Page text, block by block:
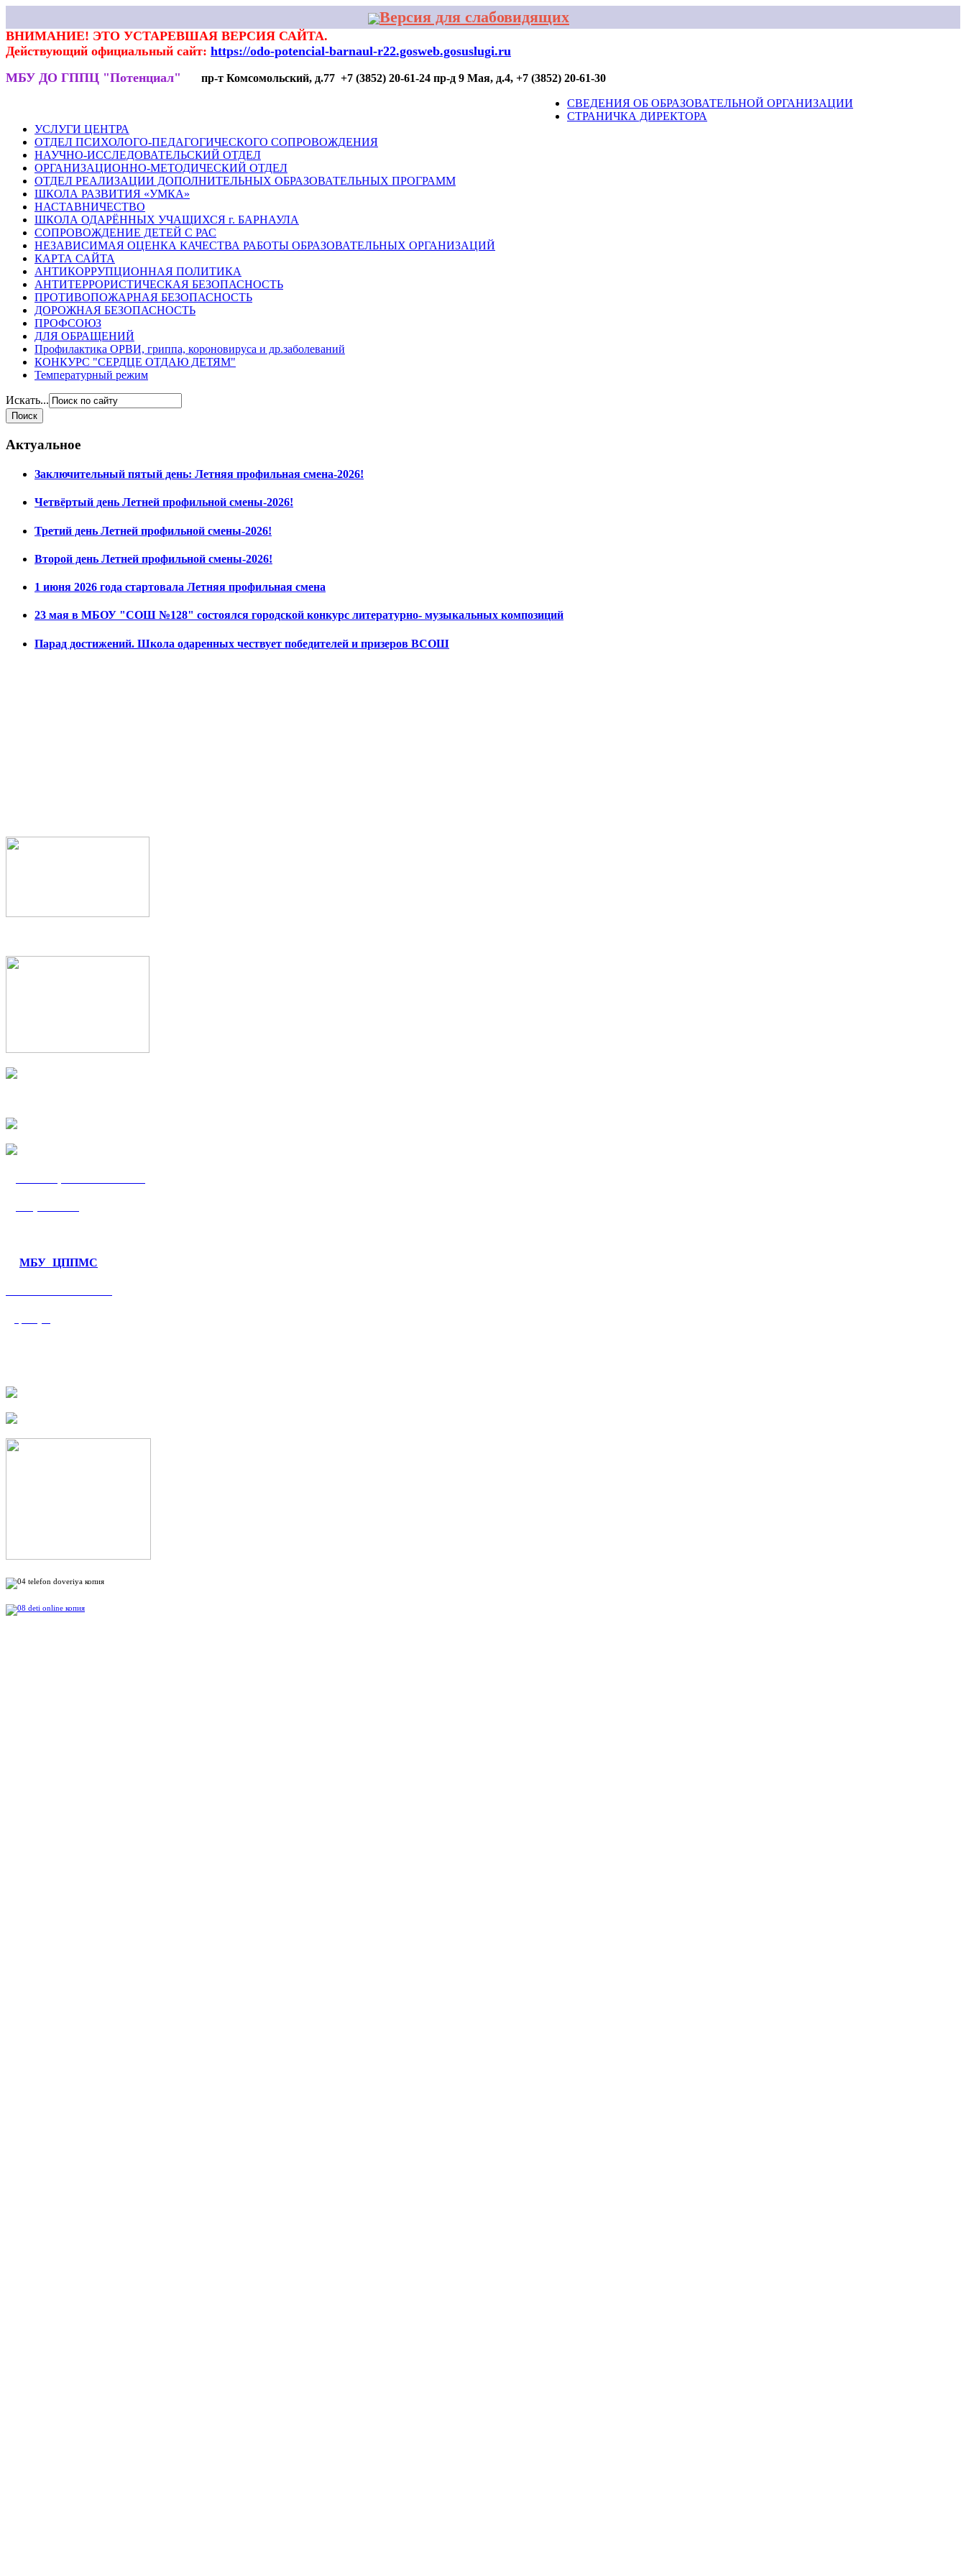
Версия для слабовидящих
ВНИМАНИЕ! ЭТО УСТАРЕВШАЯ ВЕРСИЯ САЙТА.
Действующий официальный сайт: https://odo-potencial-barnaul-r22.gosweb.gosuslugi.ru
МБУ ДО ГППЦ "Потенциал"
пр-т Комсомольский, д.77 +7 (3852) 20-61-24 пр-д 9 Мая, д.4, +7 (3852) 20-61-30
КОНТАКТЫ
СВЕДЕНИЯ ОБ ОБРАЗОВАТЕЛЬНОЙ ОРГАНИЗАЦИИ
СТРАНИЧКА ДИРЕКТОРА
УСЛУГИ ЦЕНТРА
ОТДЕЛ ПСИХОЛОГО-ПЕДАГОГИЧЕСКОГО СОПРОВОЖДЕНИЯ
НАУЧНО-ИССЛЕДОВАТЕЛЬСКИЙ ОТДЕЛ
ОРГАНИЗАЦИОННО-МЕТОДИЧЕСКИЙ ОТДЕЛ
ОТДЕЛ РЕАЛИЗАЦИИ ДОПОЛНИТЕЛЬНЫХ ОБРАЗОВАТЕЛЬНЫХ ПРОГРАММ
ШКОЛА РАЗВИТИЯ «УМКА»
НАСТАВНИЧЕСТВО
ШКОЛА ОДАРЁННЫХ УЧАЩИХСЯ г. БАРНАУЛА
СОПРОВОЖДЕНИЕ ДЕТЕЙ С РАС
НЕЗАВИСИМАЯ ОЦЕНКА КАЧЕСТВА РАБОТЫ ОБРАЗОВАТЕЛЬНЫХ ОРГАНИЗАЦИЙ
КАРТА САЙТА
АНТИКОРРУПЦИОННАЯ ПОЛИТИКА
АНТИТЕРРОРИСТИЧЕСКАЯ БЕЗОПАСНОСТЬ
ПРОТИВОПОЖАРНАЯ БЕЗОПАСНОСТЬ
ДОРОЖНАЯ БЕЗОПАСНОСТЬ
ПРОФСОЮЗ
ДЛЯ ОБРАЩЕНИЙ
Профилактика ОРВИ, гриппа, короновируса и др.заболеваний
КОНКУРС "СЕРДЦЕ ОТДАЮ ДЕТЯМ"
Температурный режим
Искать...
Актуальное
Заключительный пятый день: Летняя профильная смена-2026!
Четвёртый день Летней профильной смены-2026!
Третий день Летней профильной смены-2026!
Второй день Летней профильной смены-2026!
1 июня 2026 года стартовала Летняя профильная смена
23 мая в МБОУ "СОШ №128" состоялся городской конкурс литературно- музыкальных композиций
Парад достижений. Школа одаренных чествует победителей и призеров ВСОШ
МБУ ЦППМС